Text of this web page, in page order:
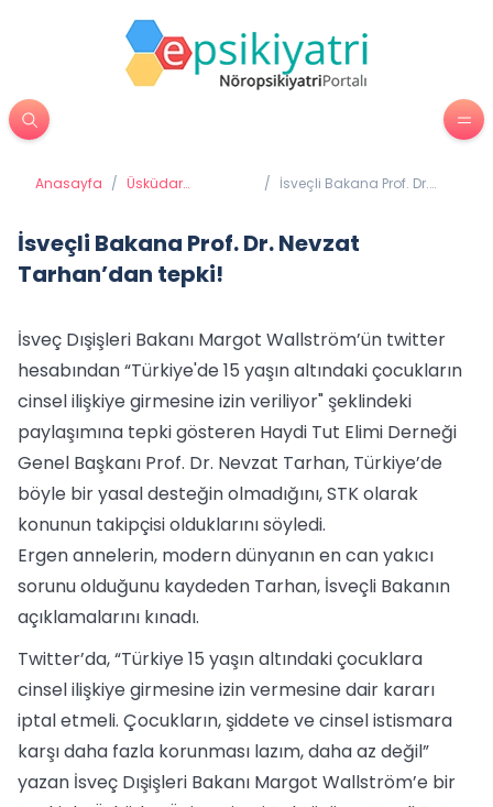
Anasayfa / Üsküdar
/ İsveçli Bakana Prof. Dr.
İsveçli Bakana Prof. Dr. Nevzat
Tarhan’dan tepki!
İsveç Dışişleri Bakanı Margot Wallström’ün twitter
hesabından “Türkiye'de 15 yaşın altındaki çocukların
cinsel ilişkiye girmesine izin veriliyor" şeklindeki
paylaşımına tepki gösteren Haydi Tut Elimi Derneği
Genel Başkanı Prof. Dr. Nevzat Tarhan, Türkiye’de
böyle bir yasal desteğin olmadığını, STK olarak
konunun takipçisi olduklarını söyledi.
Ergen annelerin, modern dünyanın en can yakıcı
sorunu olduğunu kaydeden Tarhan, İsveçli Bakanın
açıklamalarını kınadı.
Twitter’da, “Türkiye 15 yaşın altındaki çocuklara
cinsel ilişkiye girmesine izin vermesine dair kararı
iptal etmeli. Çocukların, şiddete ve cinsel istismara
karşı daha fazla korunması lazım, daha az değil”
yazan İsveç Dışişleri Bakanı Margot Wallström’e bir